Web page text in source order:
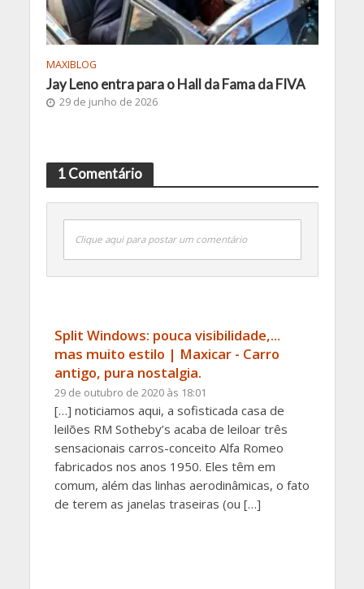
MAXIBLOG
Jay Leno entra para o Hall da Fama da FIVA
29 de junho de 2026
1 Comentário
Clique aqui para postar um comentário
Split Windows: pouca visibilidade,...
mas muito estilo | Maxicar - Carro
antigo, pura nostalgia.
29 de outubro de 2020 às 18:01
[…] noticiamos aqui, a sofisticada casa de
leilões RM Sotheby’s acaba de leiloar três
sensacionais carros-conceito Alfa Romeo
fabricados nos anos 1950. Eles têm em
comum, além das linhas aerodinâmicas, o fato
de terem as janelas traseiras (ou […]